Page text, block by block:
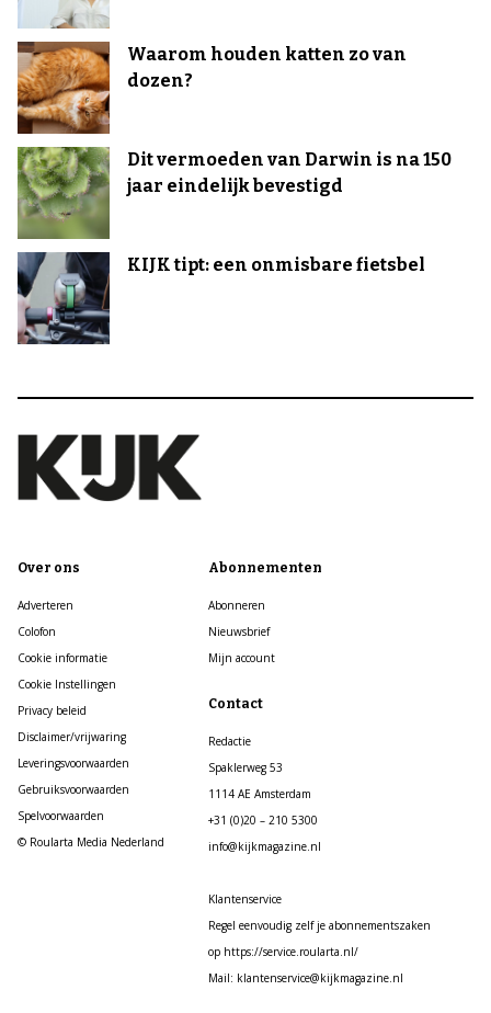
Waarom houden katten zo van
dozen?
Dit vermoeden van Darwin is na 150
jaar eindelijk bevestigd
KIJK tipt: een onmisbare fietsbel
Over ons
Adverteren
Colofon
Cookie informatie
Cookie Instellingen
Privacy beleid
Disclaimer/vrijwaring
Leveringsvoorwaarden
Gebruiksvoorwaarden
Spelvoorwaarden
© Roularta Media Nederland
Abonnementen
Abonneren
Nieuwsbrief
Mijn account
Contact
Redactie
Spaklerweg 53
1114 AE Amsterdam
+31 (0)20 – 210 5300
info@kijkmagazine.nl
Klantenservice
Regel eenvoudig zelf je abonnementszaken
op https://service.roularta.nl/
Mail: klantenservice@kijkmagazine.nl